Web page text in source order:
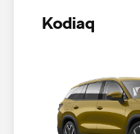
Kodiaq